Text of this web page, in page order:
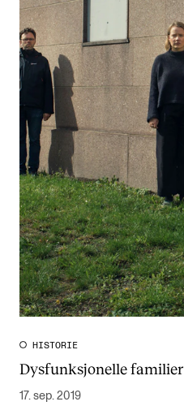
CREMAH
NordART
Prosjekter
Publikasjoner
INTERNASJONALT
Utveksling
Internasjonal strategi
Samarbeidsprosjekter
Nettverk
IN.TUNE
HISTORIE
Dysfunksjonelle familier
17. sep. 2019